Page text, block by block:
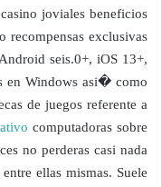
joviales beneficios
exclusivas
seis.0+, iOS 13+,
en Windows asi� como
de juegos referente a
computadoras sobre
no perderas casi nada
ellas mismas. Suele